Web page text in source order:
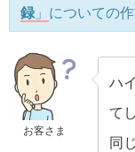
録 」 についての
お客さま
ハ
て
同